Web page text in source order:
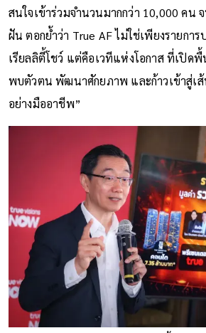
สนใจเข้าร่วมจำนวนมากกว่า 10,000 คน
ฝัน ตอกย้ำว่า True AF ไม่ใช่เพียงรายการ
เรียลลิตี้โชว์ แต่คือเวทีแห่งโอกาส ที่เปิด
พบตัวตน พัฒนาศักยภาพ และก้าวเข้าสู่เส้
อย่างมืออาชีพ”